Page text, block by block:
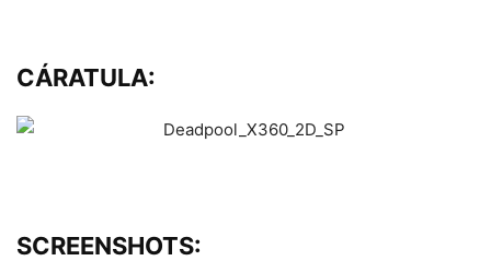
CÁRATULA:
SCREENSHOTS: